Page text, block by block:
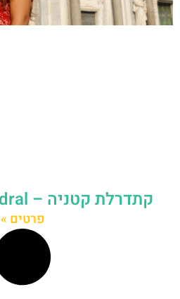
קתדרלת קטניה – Catania Cathedral
פרטים »